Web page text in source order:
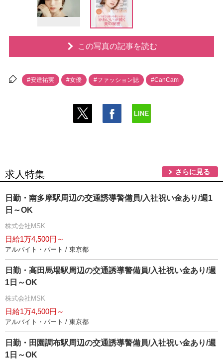
この写真の記事を読む
#安達祐実 #女優 #ファッション誌 #CanCam
求人特集 さらに見る
日勤・南多摩駅周辺の交通誘導警備員/入社祝い金あり/週1
日～OK
株式会社MSK
日給1万4,500円～
アルバイト・パート / 東京都
日勤・高田馬場駅周辺の交通誘導警備員/入社祝い金あり/週
1日～OK
株式会社MSK
日給1万4,500円～
アルバイト・パート / 東京都
日勤・田園調布駅周辺の交通誘導警備員/入社祝い金あり/週
1日～OK